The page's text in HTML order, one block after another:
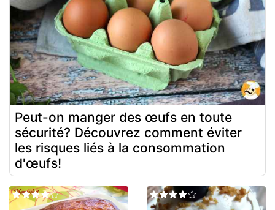
Peut-on manger des œufs en toute
sécurité? Découvrez comment éviter
les risques liés à la consommation
d'œufs!